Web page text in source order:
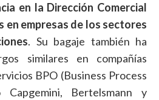
en la Dirección Comercial
en empresas de los sectores
. Su bagaje también ha
similares en compañías
BPO (Business Process
Capgemini, Bertelsmann y